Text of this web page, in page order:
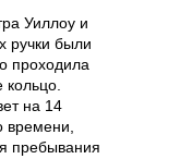
Уиллоу и
ручки были
проходила
на 14
времени,
пребывания